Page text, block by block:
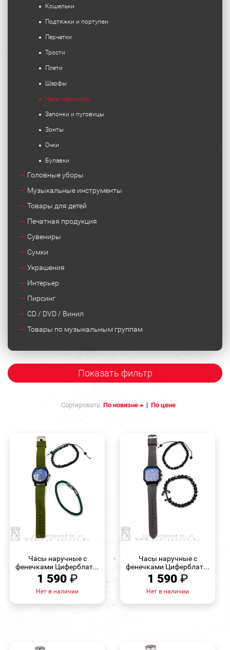
Кошельки
Подтяжки и портупеи
Перчатки
Трости
Плети
Шарфы
Часы наручные
Запонки и пуговицы
Зонты
Очки
Булавки
Головные уборы
Музыкальные инструменты
Товары для детей
Печатная продукция
Сувениры
Сумки
Украшения
Интерьер
Пирсинг
CD / DVD / Винил
Товары по музыкальным группам
Показать фильтр
Сортировать: По новизне | По цене
Часы наручные с
фенечками Циферблат...
1 590 ₽
Нет в наличии
Часы наручные с
фенечками Циферблат...
1 590 ₽
Нет в наличии